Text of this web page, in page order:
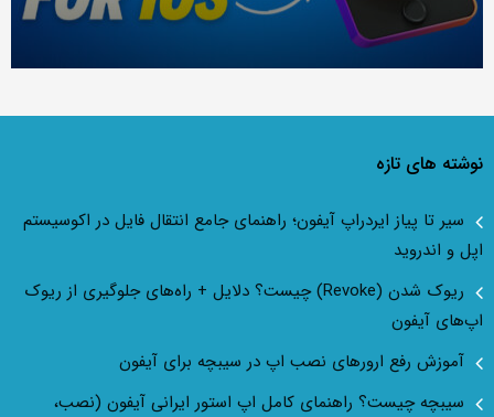
نوشته های تازه
سیر تا پیاز ایردراپ آیفون؛ راهنمای جامع انتقال فایل در اکوسیستم
اپل و اندروید
ریوک شدن (Revoke) چیست؟ دلایل + راه‌های جلوگیری از ریوک
اپ‌های آیفون
آموزش رفع ارور‌های نصب اپ در سیبچه برای آیفون
سیبچه چیست؟ راهنمای کامل اپ استور ایرانی آیفون (نصب،